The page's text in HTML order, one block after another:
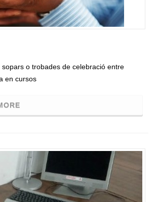
o trobades de celebració entre
en cursos